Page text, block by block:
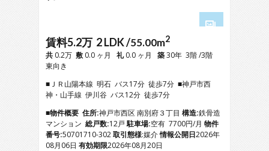
2
3
5
7
8
9
賃料5.2万 2 LDK /55.00m2
共 0.2万 敷 0.0 ヶ月 礼0.0 ヶ月 築30年 3階 /3階
東向き
■ＪＲ山陽本線 明石 バス17分 徒歩7分 ■神戸市西
神・山手線 伊川谷 バス12分 徒歩7分
■物件概要 住所:神戸市西区 南別府３丁目 構造:鉄骨造
マンション 総戸数:12戸駐車場:空有 7700円/月 物件
番号:50701710-302取引態様:媒介情報公開日2026年
08月06日 有効期限2026年08月20日